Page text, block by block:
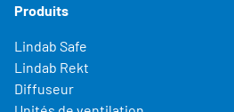
Produits
Lindab Safe
Lindab Rekt
Diffuseur